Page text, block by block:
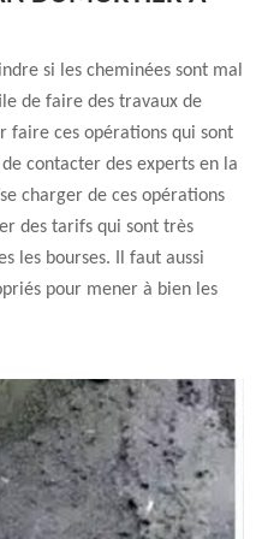
si les cheminées sont mal
de faire des travaux de
faire ces opérations qui sont
contacter des experts en la
charger de ces opérations
des tarifs qui sont très
les bourses. Il faut aussi
pour mener à bien les